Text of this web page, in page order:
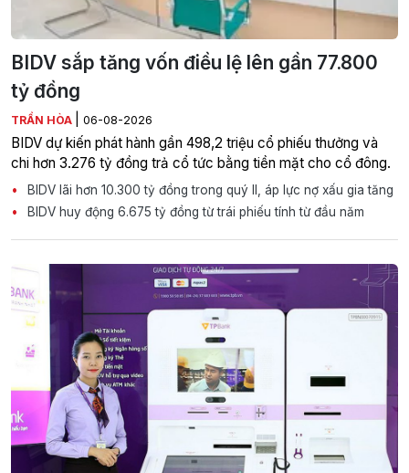
BIDV sắp tăng vốn điều lệ lên gần 77.800
tỷ đồng
TRẦN HÒA 06-08-2026
BIDV dự kiến phát hành gần 498,2 triệu cổ phiếu thưởng và
chi hơn 3.276 tỷ đồng trả cổ tức bằng tiền mặt cho cổ đông.
BIDV lãi hơn 10.300 tỷ đồng trong quý II, áp lực nợ xấu gia tăng
BIDV huy động 6.675 tỷ đồng từ trái phiếu tính từ đầu năm